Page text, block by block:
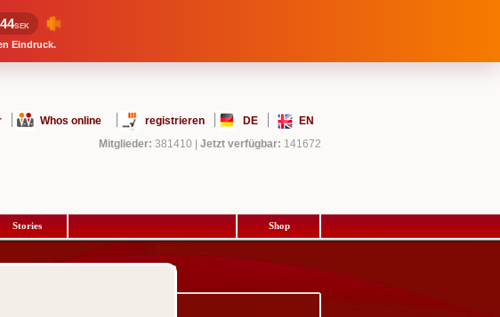
43SEK
Eindruck.
Whos online registrieren DE
EN
Mitglieder: 381410 Jetzt verfügbar: 141672
Stories Shop